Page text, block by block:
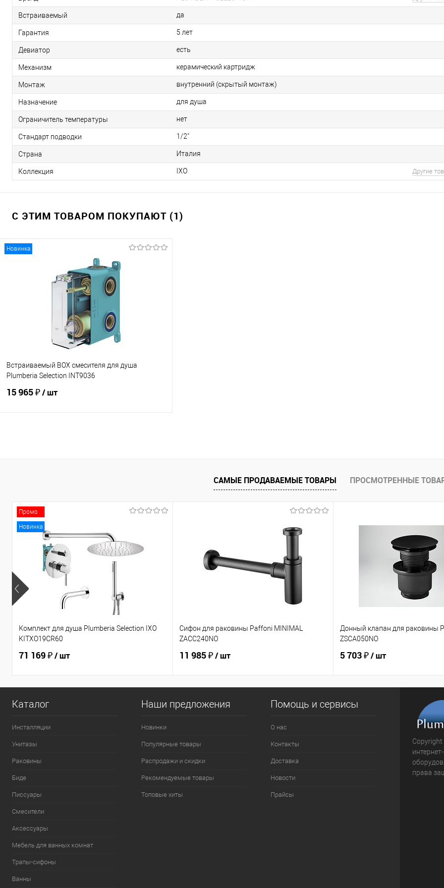
Встраиваемый да
Гарантия 5 лет
Девиатор есть
Механизм керамический картридж
Монтаж внутренний (скрытый монтаж)
Назначение для душа
Ограничитель температуры нет
Стандарт подводки 1/2"
Страна Италия
Коллекция IXO Другие
С ЭТИМ ТОВАРОМ ПОКУПАЮТ (1)
Новинка
Встраиваемый BOX смесителя для душа
Plumberia Selection INT9036
15 965 ₽/ шт
Купить в 1 клик
Сравнение
САМЫЕ ПРОДАВАЕМЫЕ ТОВАРЫ ПРОСМОТРЕННЫЕ
Промо
Новинка
Комплект для душа Plumberia Selection IXO
KITXO19CR60
71 169 ₽/ шт
Сифон для раковины Paffoni MINIMAL
ZACC240NO
11 985 ₽/ шт
Донный клапан для раковины
ZSCA050NO
5 703 ₽/ шт
Каталог
Инсталляции
Унитазы
Раковины
Биде
Писсуары
Смесители
Аксессуары
Мебель для ванных комнат
Трапы-сифоны
Ванны
Наши предложения
Новинки
Популярные товары
Распродажи и скидки
Рекомендуемые товары
Топовые хиты
Помощь и сервисы
О нас
Контакты
Доставка
Новости
Прайсы
права